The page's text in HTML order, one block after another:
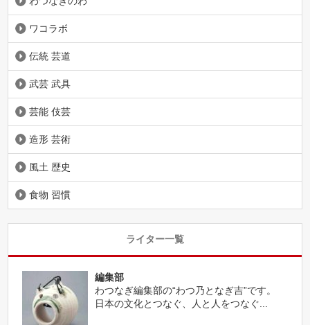
ワコラボ
伝統 芸道
武芸 武具
芸能 伎芸
造形 芸術
風土 歴史
食物 習慣
ライター一覧
編集部
わつなぎ編集部の“わつ乃となぎ吉”です。
日本の文化とつなぐ、人と人をつなぐ...